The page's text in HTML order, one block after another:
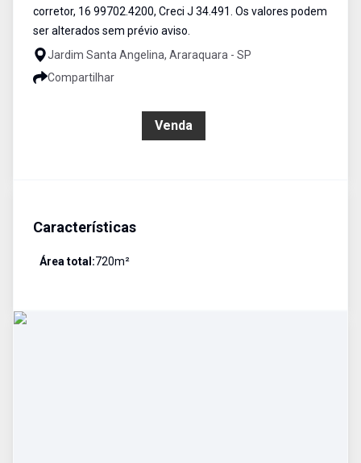
corretor, 16 99702.4200, Creci J 34.491. Os valores podem
ser alterados sem prévio aviso.
Jardim Santa Angelina, Araraquara - SP
Compartilhar
Venda
Características
Área total:720m²